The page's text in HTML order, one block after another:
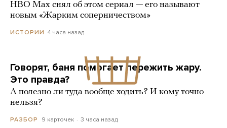
HBO Max снял об этом сериал — его называют
новым «Жарким соперничеством»
ИСТОРИИ 4 часа назад
Говорят, баня помогает пережить жару.
Это правда?
А полезно ли туда вообще ходить? И кому точно
нельзя?
РАЗБОР 9 карточек 3 часа назад